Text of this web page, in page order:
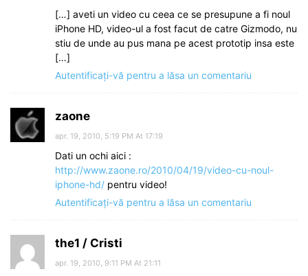
[…] aveti un video cu ceea ce se presupune a fi noul
iPhone HD, video-ul a fost facut de catre Gizmodo, nu
stiu de unde au pus mana pe acest prototip insa este
[…]
Autentificați-vă pentru a lăsa un comentariu
zaone
apr. 19, 2010, 5:19 PM At 17:19
Dati un ochi aici :
http://www.zaone.ro/2010/04/19/video-cu-noul-
iphone-hd/ pentru video!
Autentificați-vă pentru a lăsa un comentariu
the1 / Cristi
apr. 19, 2010, 9:11 PM At 21:11